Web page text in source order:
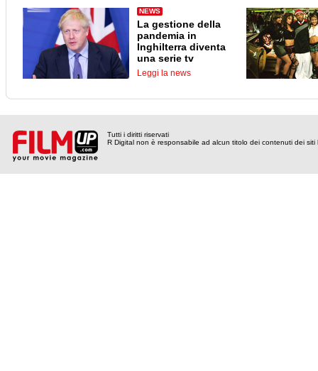
NEWS
La gestione della
pandemia in
Inghilterra diventa
una serie tv
Leggi la news
Tutti i diritti riservati
R Digital non è responsabile ad alcun titolo dei contenuti dei siti